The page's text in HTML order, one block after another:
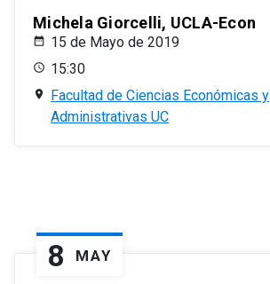
Michela Giorcelli, UCLA-Econ
15 de Mayo de 2019
15:30
Facultad de Ciencias Económicas y
Administrativas UC
8 MAY